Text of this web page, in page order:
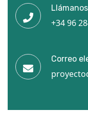
Llámanos
+34 96
Correo